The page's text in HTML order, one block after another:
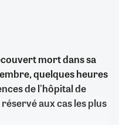
mort dans sa
quelques heures
de l'hôpital de
aux cas les plus